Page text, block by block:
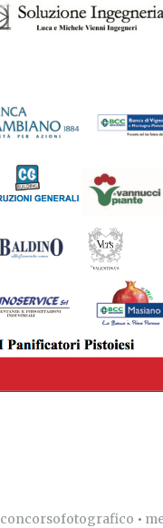
concorsofotografico •